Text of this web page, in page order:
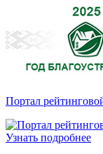
Портал
Узнать подробнее